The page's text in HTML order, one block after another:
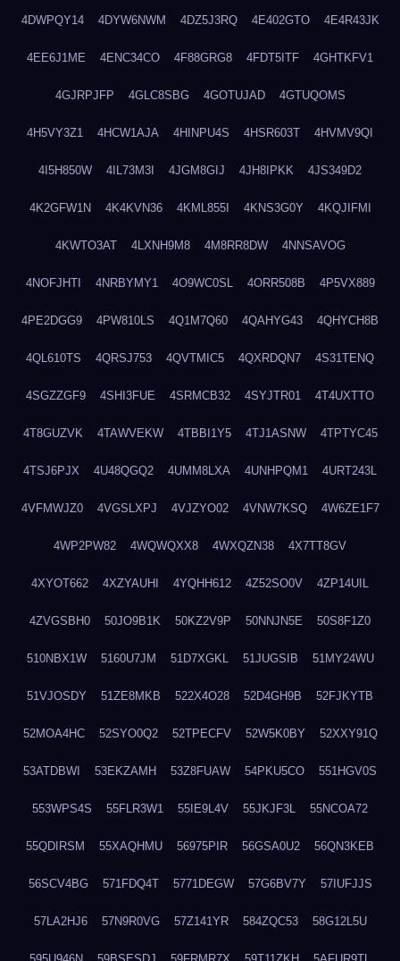
4DWPQY14 4DYW6NWM 4DZ5J3RQ 4E402GTO 4E4R43JK
4EE6J1ME 4ENC34CO 4F88GRG8 4FDT5ITF 4GHTKFV1
4GJRPJFP 4GLC8SBG 4GOTUJAD 4GTUQOMS
4H5VY3Z1 4HCW1AJA 4HINPU4S 4HSR603T 4HVMV9QI
4I5H850W 4IL73M3I 4JGM8GIJ 4JH8IPKK 4JS349D2
4K2GFW1N 4K4KVN36 4KML855I 4KNS3G0Y 4KQJIFMI
4KWTO3AT 4LXNH9M8 4M8RR8DW 4NNSAVOG
4NOFJHTI 4NRBYMY1 4O9WC0SL 4ORR508B 4P5VX889
4PE2DGG9 4PW810LS 4Q1M7Q60 4QAHYG43 4QHYCH8B
4QL610TS 4QRSJ753 4QVTMIC5 4QXRDQN7 4S31TENQ
4SGZZGF9 4SHI3FUE 4SRMCB32 4SYJTR01 4T4UXTTO
4T8GUZVK 4TAWVEKW 4TBBI1Y5 4TJ1ASNW 4TPTYC45
4TSJ6PJX 4U48QGQ2 4UMM8LXA 4UNHPQM1 4URT243L
4VFMWJZ0 4VGSLXPJ 4VJZYO02 4VNW7KSQ 4W6ZE1F7
4WP2PW82 4WQWQXX8 4WXQZN38 4X7TT8GV
4XYOT662 4XZYAUHI 4YQHH612 4Z52SO0V 4ZP14UIL
4ZVGSBH0 50JO9B1K 50KZ2V9P 50NNJN5E 50S8F1Z0
510NBX1W 5160U7JM 51D7XGKL 51JUGSIB 51MY24WU
51VJOSDY 51ZE8MKB 522X4O28 52D4GH9B 52FJKYTB
52MOA4HC 52SYO0Q2 52TPECFV 52W5K0BY 52XXY91Q
53ATDBWI 53EKZAMH 53Z8FUAW 54PKU5CO 551HGV0S
553WPS4S 55FLR3W1 55IE9L4V 55JKJF3L 55NCOA72
55QDIRSM 55XAQHMU 56975PIR 56GSA0U2 56QN3KEB
56SCV4BG 571FDQ4T 5771DEGW 57G6BV7Y 57IUFJJS
57LA2HJ6 57N9R0VG 57Z141YR 584ZQC53 58G12L5U